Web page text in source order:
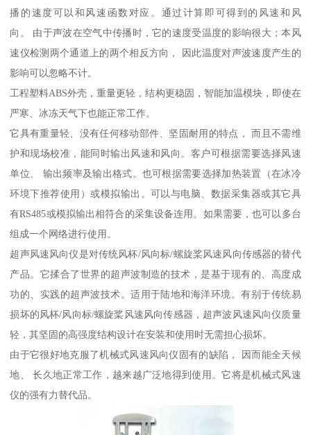
播的速度可以和风速函数对应。通过计算即可得到的风速和风
向。 由于声波在空气中传播时，它的速度受温度的影响很大；本风
速仪检测两个通道上的两个相反方向， 因此温度对声波速度产生的
影响可以忽略不计。
工程塑料ABS外壳，重量更轻，结构更稳固，智能加温模块，即使在
严寒、冰冻天气下也能正常工作。
它具有重量轻、没有任何移动部件、坚固耐用的特点， 而且不需维
护和现场校准，能同时输出风速和风向。客户可根据需要选择风速
单位、 输出频率及输出格式。也可根据需要选择加热装置（在冰冷
环境下推荐使用）或模拟输出。可以与电脑、数据采集器或其它具
有RS485或模拟输出相符合的采集设备连用。如果需要，也可以多台
组成一个网络进行使用。
超声风速风向仪是对传统风杯/风向标/螺旋桨风速风向传感器的替代
产品。它揉合了世界的超声波制造的技术，是基于现有的、高度成
功的、实践的超声波技术。适用于陆地和海洋环境。有别于传统易
损坏的风杯/风向标/螺旋桨风速风向传感器，超声波风速风向仪质量
轻，其坚固的高强度结构设计在安装和使用时无需担心损坏。
由于它很好地克服了机械式风速风向仪固有的缺陷， 因而能全天候
地、 长久地正常工作，越来越广泛地得到使用。它将是机械式风速
仪的强有力替代品。